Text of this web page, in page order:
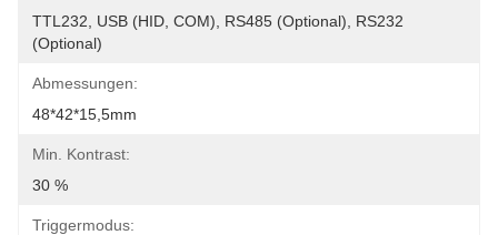
TTL232, USB (HID, COM), RS485 (optional), RS232
(optional)
Abmessungen:
48*42*15,5mm
Min. Kontrast:
30 %
Triggermodus: